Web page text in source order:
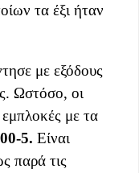
τα έξι ήταν
με εξόδους
Ωστόσο, οι
εμπλοκές με τα
5. Είναι
παρά τις